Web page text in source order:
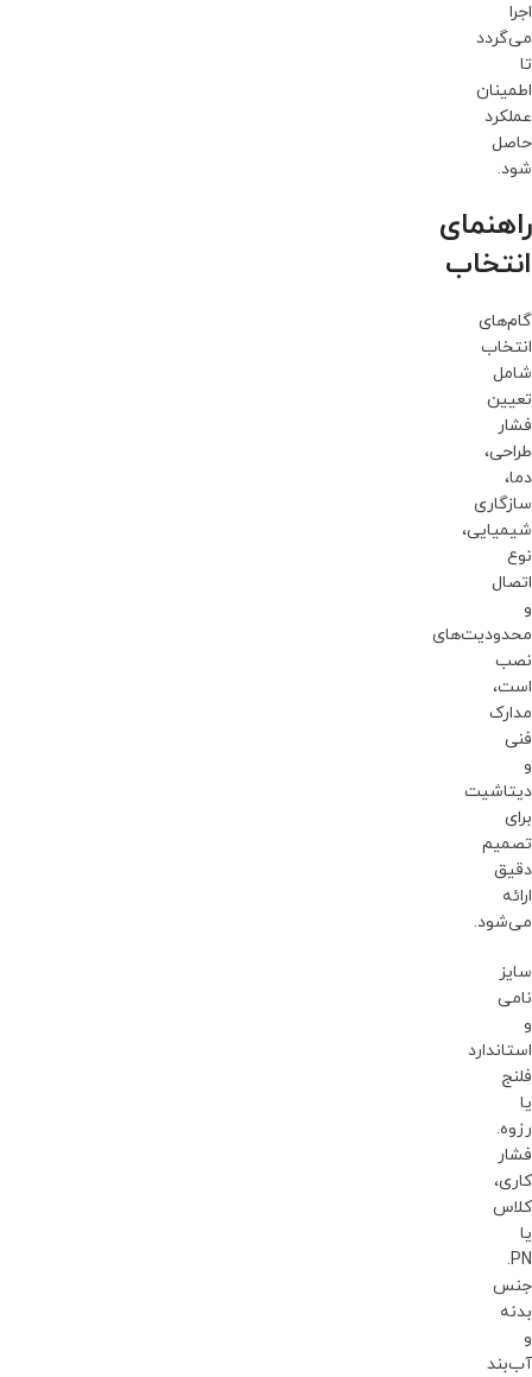
اجرا
می‌گردد
تا
اطمینان
عملکرد
حاصل
شود.
راهنمای
انتخاب
گام‌های
انتخاب
شامل
تعیین
فشار
طراحی،
دما،
سازگاری
شیمیایی،
نوع
اتصال
و
محدودیت‌های
نصب
است،
مدارک
فنی
و
دیتاشیت
برای
تصمیم
دقیق
ارائه
می‌شود.
سایز
نامی
و
استاندارد
فلنج
یا
رزوه.
فشار
کاری،
کلاس
یا
PN.
جنس
بدنه
و
آب‌بند